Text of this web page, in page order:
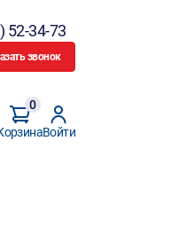
52-34-73
звонок
0
Войти